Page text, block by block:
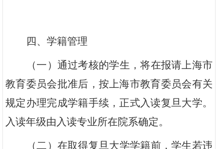
四、学籍管理
（一）通过考核的学生，将在报请上海市
教育委员会批准后，按上海市教育委员会有关
规定办理完成学籍手续，正式入读复旦大学。
入读年级由入读专业所在院系确定。
（二）在取得复旦大学学籍前，学生若违